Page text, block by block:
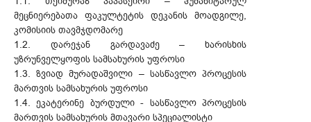
მეცნიერებათა ფაკულტეტის დეკანის მოადგილე,
კომისიის თავმჯდომარე
1.2. დარეჯან გარდავაძე – ხარისხის
უზრუნველყოფის სამსახურის უფროსი
1.3. ზვიად მურადაშვილი – სასწავლო პროცესის
მართვის სამსახურის უფროსი
1.4. ეკატერინე ბურდული - სასწავლო პროცესის
მართვის სამსახურის მთავარი სპეციალისტი